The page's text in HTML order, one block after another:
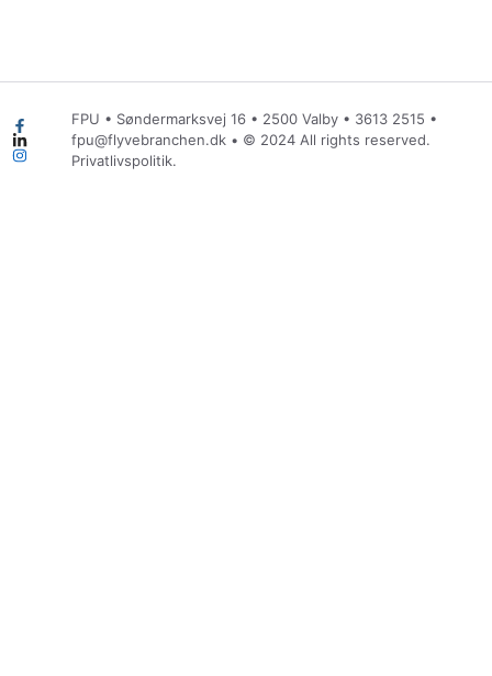
FPU • Søndermarksvej 16 • 2500 Valby • 3613 2515 •
fpu@flyvebranchen.dk • © 2024 All rights reserved.
Privatlivspolitik.